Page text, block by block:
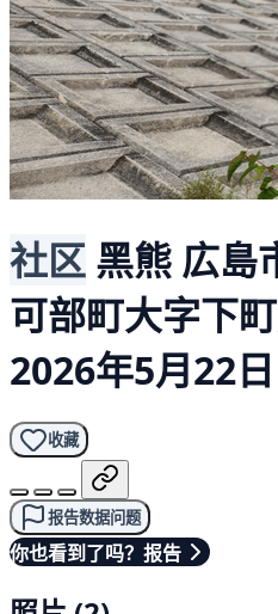
社区 黑熊 広島
可部町大字下
2026年5月22
收藏
报告数据问题
你也看到了吗？报告